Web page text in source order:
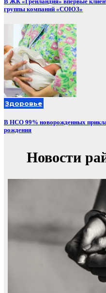
группы компаний «СОЮЗ»
Здоровье
В НСО 99% новорожденных
рождения